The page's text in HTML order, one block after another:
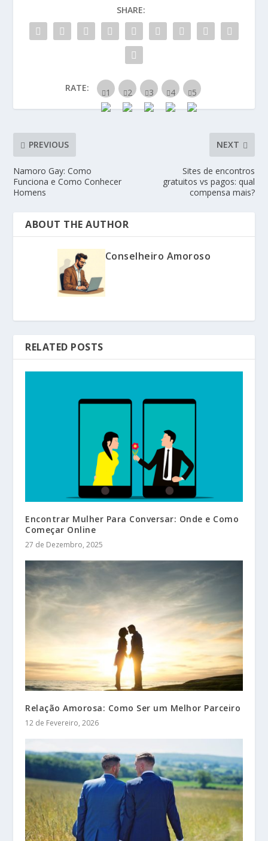
SHARE:
RATE:
PREVIOUS
Namoro Gay: Como
Funciona e Como Conhecer
Homens
NEXT
Sites de encontros
gratuitos vs pagos: qual
compensa mais?
ABOUT THE AUTHOR
Conselheiro Amoroso
RELATED POSTS
Encontrar Mulher Para Conversar: Onde e Como
Começar Online
27 de Dezembro, 2025
Relação Amorosa: Como Ser um Melhor Parceiro
12 de Fevereiro, 2026